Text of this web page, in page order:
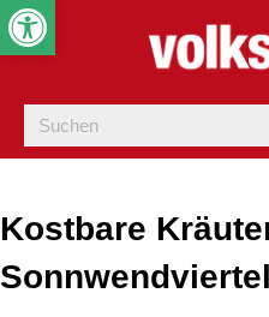
Kostbare
Sonnwendviertel